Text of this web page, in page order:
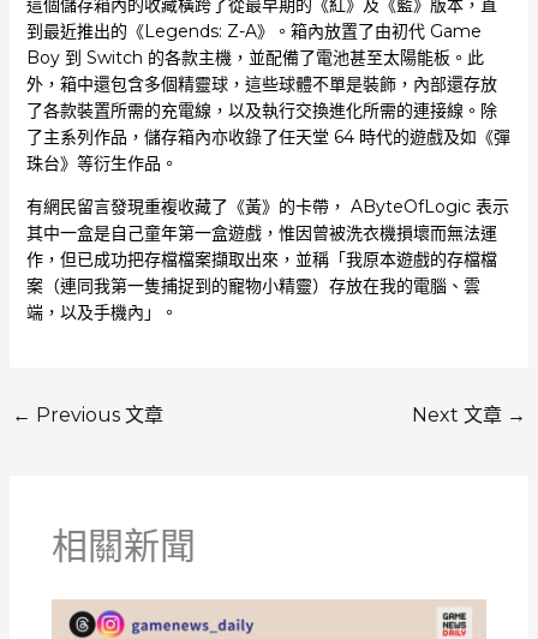
這個儲存箱內的收藏橫跨了從最早期的《紅》及《藍》版本，直
到最近推出的《Legends: Z-A》。箱內放置了由初代 Game
Boy 到 Switch 的各款主機，並配備了電池甚至太陽能板。此
外，箱中還包含多個精靈球，這些球體不單是裝飾，內部還存放
了各款裝置所需的充電線，以及執行交換進化所需的連接線。除
了主系列作品，儲存箱內亦收錄了任天堂 64 時代的遊戲及如《彈
珠台》等衍生作品。
有網民留言發現重複收藏了《黃》的卡帶， AByteOfLogic 表示
其中一盒是自己童年第一盒遊戲，惟因曾被洗衣機損壞而無法運
作，但已成功把存檔檔案擷取出來，並稱「我原本遊戲的存檔檔
案（連同我第一隻捕捉到的寵物小精靈）存放在我的電腦、雲
端，以及手機內」。
← Previous 文章 Next 文章 →
相關新聞